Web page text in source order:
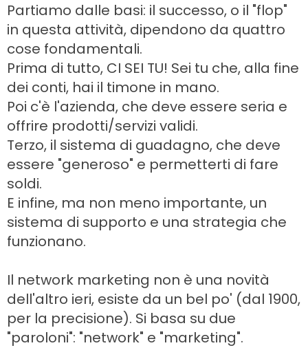
Partiamo dalle basi: il successo, o il "flop"
in questa attività, dipendono da quattro
cose fondamentali.
Prima di tutto, CI SEI TU! Sei tu che, alla fine
dei conti, hai il timone in mano.
Poi c'è l'azienda, che deve essere seria e
offrire prodotti/servizi validi.
Terzo, il sistema di guadagno, che deve
essere "generoso" e permetterti di fare
soldi.
E infine, ma non meno importante, un
sistema di supporto e una strategia che
funzionano.
Il network marketing non è una novità
dell'altro ieri, esiste da un bel po' (dal 1900,
per la precisione). Si basa su due
"paroloni": "network" e "marketing".